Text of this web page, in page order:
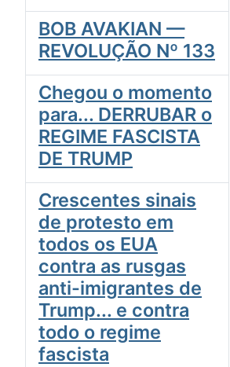
BOB AVAKIAN —
REVOLUÇÃO Nº 133
Chegou o momento
para... DERRUBAR o
REGIME FASCISTA
DE TRUMP
Crescentes sinais
de protesto em
todos os EUA
contra as rusgas
anti-imigrantes de
Trump... e contra
todo o regime
fascista